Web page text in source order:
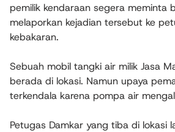
pemilik kendaraan segera meminta
melaporkan kejadian tersebut ke
kebakaran.
Sebuah mobil tangki air milik Jasa
berada di lokasi. Namun upaya
terkendala karena pompa air
Petugas Damkar yang tiba di lokasi